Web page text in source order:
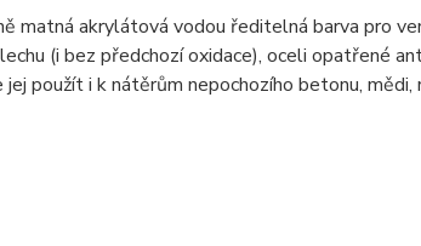
matná akrylátová vodou ředitelná barva pro
(i bez předchozí oxidace), oceli opatřené
použít i k nátěrům nepochozího betonu, mědi,